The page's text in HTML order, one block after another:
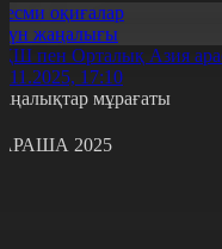
оқиғалар
жаңалығы
пен Орталық Азия
17:10
мұрағаты
2025